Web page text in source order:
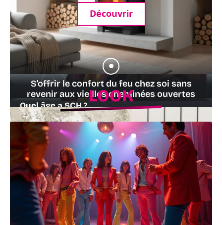
Quel âge a SCH ?
25 juillet 2026
S’offrir le confort du feu chez soi sans
revenir aux vieilles cheminées ouvertes
28 juillet 2026
Découvrir
LOOK